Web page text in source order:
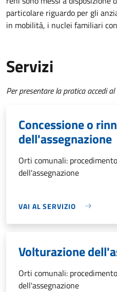
particolare riguardo per gli
in mobilità, i nuclei familiari
Servizi
Per presentare la pratica accedi
Concessione o
dell'assegnazione
Orti comunali:
dell'assegnazione
VAI AL SERVIZIO
Volturazione
Orti comunali:
dell'assegnazione